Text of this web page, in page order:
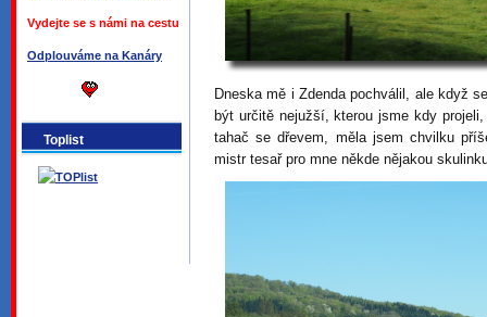
Vydejte se s námi na cestu
Odplouváme na Kanáry
Toplist
Dneska mě i Zdenda pochválil, ale když
být určitě nejužší, kterou jsme kdy
tahač se dřevem, měla jsem chvilku
mistr tesař pro mne někde nějakou